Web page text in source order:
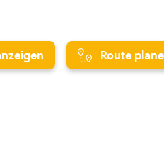
Route